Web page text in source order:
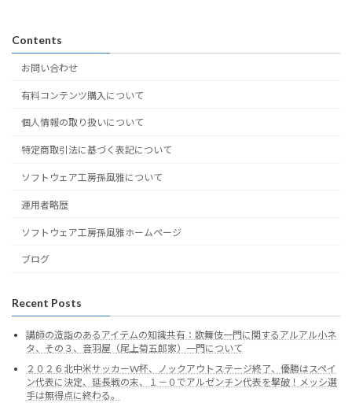
Contents
お問い合わせ
有料コンテンツ購入について
個人情報の取り扱いについて
特定商取引法に基づく表記について
ソフトウェア工房孫風雅について
運用者略歴
ソフトウェア工房孫風雅ホームページ
ブログ
Recent Posts
講師の造詣のあるアイテムの知識共有：歌舞伎一門に関するアルアル小ネ
タ、その３、音羽屋（尾上菊五郎家）一門について
２０２６北中米サッカーW杯、ノックアウトステージ終了、優勝はスペイ
ン代表に決定、延長戦の末、１－０でアルゼンチン代表を撃破！メッシ選
手は無得点に終わる。